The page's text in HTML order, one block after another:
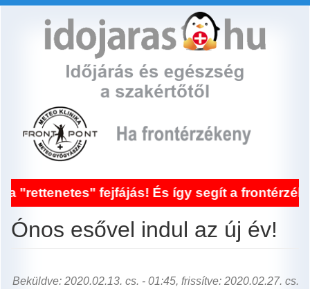
fejfájás! És így segít a frontérzékenység
Ónos esővel indul az új év!
Beküldve: 2020.02.13. cs. - 01:45, frissítve: 2020.02.27. cs.